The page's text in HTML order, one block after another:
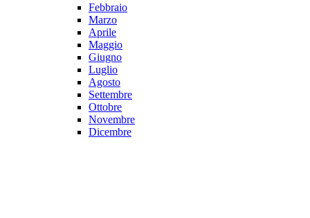
Febbraio
Marzo
Aprile
Maggio
Giugno
Luglio
Agosto
Settembre
Ottobre
Novembre
Dicembre